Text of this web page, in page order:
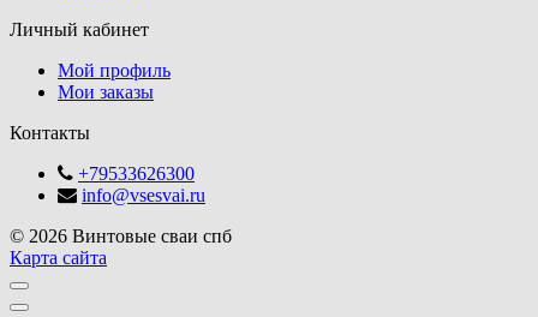
Личный кабинет
Мой профиль
Мои заказы
Контакты
+79533626300
info@vsesvai.ru
© 2026 Винтовые сваи спб
Карта сайта